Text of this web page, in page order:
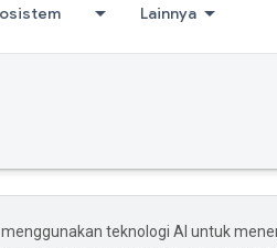
Lainnya
menggunakan teknologi AI untuk